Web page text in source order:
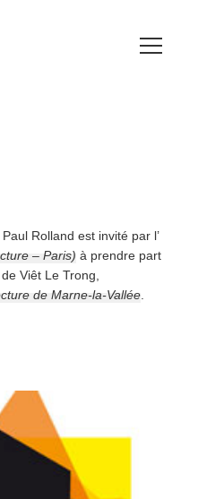
Rolland est invité par l’
– Paris) à prendre part
Viêt Le Trong,
de Marne-la-Vallée.